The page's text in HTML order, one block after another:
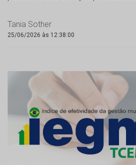
Tania Sother
25/06/2026 às 12:38:00